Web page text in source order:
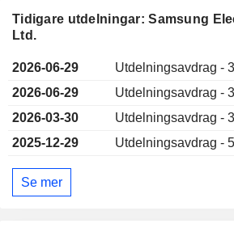
Tidigare utdelningar: Samsung
Ltd.
2026-06-29
Utdelningsavdrag -
2026-06-29
Utdelningsavdrag -
2026-03-30
Utdelningsavdrag -
2025-12-29
Utdelningsavdrag -
Se mer